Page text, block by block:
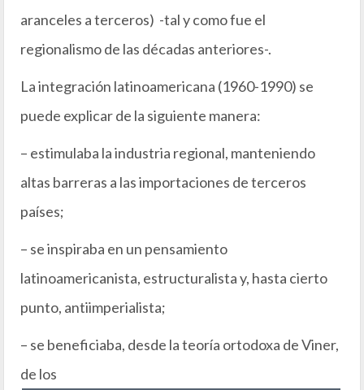
aranceles a terceros) -tal y como fue el
regionalismo de las décadas anteriores-.
La integración latinoamericana (1960-1990) se
puede explicar de la siguiente manera:
– estimulaba la industria regional, manteniendo
altas barreras a las importaciones de terceros
países;
– se inspiraba en un pensamiento
latinoamericanista, estructuralista y, hasta cierto
punto, antiimperialista;
– se beneficiaba, desde la teoría ortodoxa de Viner,
de los